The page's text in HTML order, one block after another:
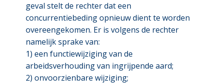
geval stelt de rechter dat een
concurrentiebeding opnieuw dient te worden
overeengekomen. Er is volgens de rechter
namelijk sprake van:
1) een functiewijziging van de
arbeidsverhouding van ingrijpende aard;
2) onvoorzienbare wijziging;